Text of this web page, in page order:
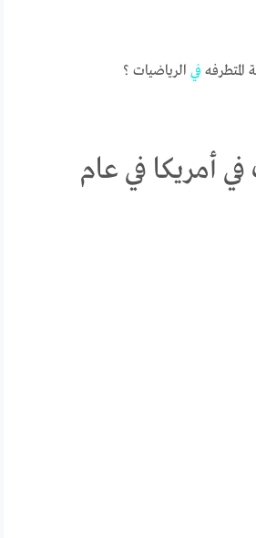
المتطرفهفي الرياضيات ؟
بنوك في أمريكا في عام